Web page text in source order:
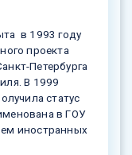
в 1993 году
проекта
Петербурга
В 1999
статус
в ГОУ
иностранных